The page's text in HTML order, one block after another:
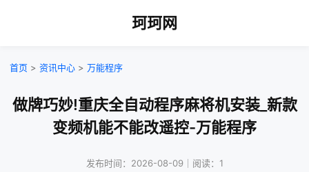
珂珂网
首页 > 资讯中心 > 万能程序
做牌巧妙!重庆全自动程序麻将机安装_新款
变频机能不能改遥控-万能程序
发布时间：2026-08-09｜阅读：1